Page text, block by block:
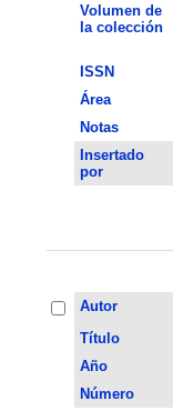
Volumen de
la colección
ISSN
Área
Notas
Insertado
por
Autor
Título
Año
Número